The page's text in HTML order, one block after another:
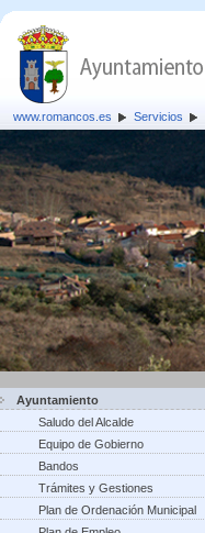
www.romancos.es Servicios
Ayuntamiento
Saludo del Alcalde
Equipo de Gobierno
Bandos
Trámites y Gestiones
Plan de Ordenación Municipal